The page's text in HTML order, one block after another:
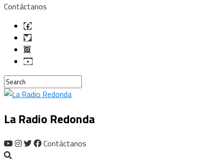
Contáctanos
La Radio Redonda
Contáctanos